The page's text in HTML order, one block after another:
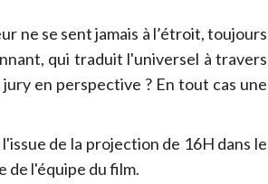
ne se sent jamais à l’étroit, toujours
qui traduit l'universel à travers
en perspective ? En tout cas une
de la projection de 16H dans le
de l'équipe du film.